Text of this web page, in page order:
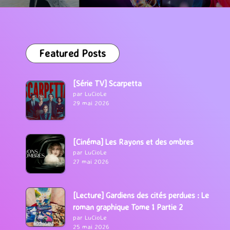
Featured Posts
[Série TV] Scarpetta
par LuCioLe
29 mai 2026
[Cinéma] Les Rayons et des ombres
par LuCioLe
27 mai 2026
[Lecture] Gardiens des cités perdues : Le
roman graphique Tome 1 Partie 2
par LuCioLe
25 mai 2026